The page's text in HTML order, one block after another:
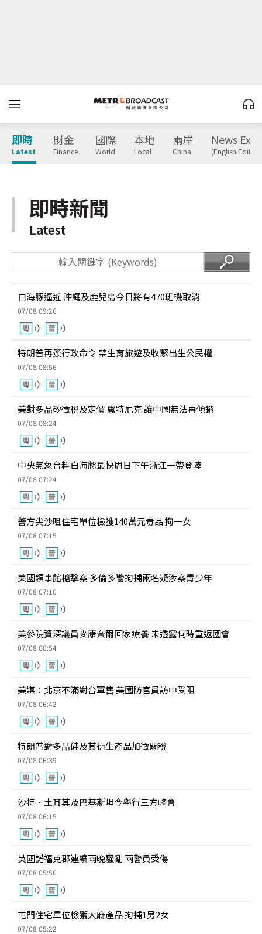
即時
Latest
財金
Finance
國際
World
本地
Local
兩岸
China
News
(English
即時新聞
Latest
白海豚逼近 沖繩及鹿兒島今日將有470班機取消
07/08 09:26
特朗普再簽行政命令 禁生育旅遊及收緊出生公民權
07/08 08:56
美對多晶矽徵稅及定價 盧特尼克:讓中國無法再傾銷
07/08 08:24
中央氣象台料白海豚最快周日下午浙江一帶登陸
07/08 07:24
警方尖沙咀住宅單位檢獲140萬元毒品 拘一女
07/08 07:15
美國領事館槍擊案 多倫多警拘捕兩名疑涉案青少年
07/08 07:10
美參院資深議員麥康奈爾回家療養 未透露何時重返國會
07/08 06:54
美媒：北京不滿對台軍售 美國防官員訪中受阻
07/08 06:42
特朗普對多晶硅及其衍生產品加徵關稅
07/08 06:39
沙特、土耳其及巴基斯坦今舉行三方峰會
07/08 06:15
英國諾福克郡連續兩晚騷亂 兩警員受傷
07/08 05:56
屯門住宅單位檢獲大麻產品 拘捕1男2女
07/08 05:22